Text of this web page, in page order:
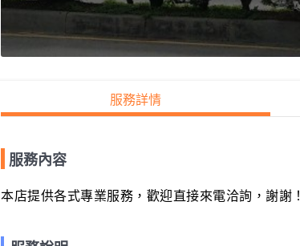
服務詳情
服務內容
本店提供各式專業服務，歡迎直接來電洽詢，謝謝！